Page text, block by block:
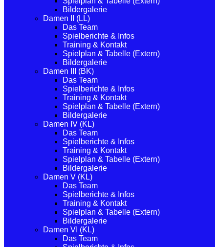
Bildergalerie
Damen II (LL)
Das Team
Spielberichte & Infos
Training & Kontakt
Spielplan & Tabelle (Extern)
Bildergalerie
Damen III (BK)
Das Team
Spielberichte & Infos
Training & Kontakt
Spielplan & Tabelle (Extern)
Bildergalerie
Damen IV (KL)
Das Team
Spielberichte & Infos
Training & Kontakt
Spielplan & Tabelle (Extern)
Bildergalerie
Damen V (KL)
Das Team
Spielberichte & Infos
Training & Kontakt
Spielplan & Tabelle (Extern)
Bildergalerie
Damen VI (KL)
Das Team